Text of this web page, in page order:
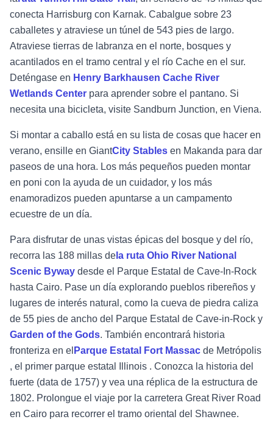
conecta Harrisburg con Karnak. Cabalgue sobre 23
caballetes y atraviese un túnel de 543 pies de largo.
Atraviese tierras de labranza en el norte, bosques y
acantilados en el tramo central y el río Cache en el sur.
Deténgase en Henry Barkhausen Cache River
Wetlands Center para aprender sobre el pantano. Si
necesita una bicicleta, visite Sandburn Junction, en Viena.
Si montar a caballo está en su lista de cosas que hacer en
verano, ensille en GiantCity Stables en Makanda para dar
paseos de una hora. Los más pequeños pueden montar
en poni con la ayuda de un cuidador, y los más
enamoradizos pueden apuntarse a un campamento
ecuestre de un día.
Para disfrutar de unas vistas épicas del bosque y del río,
recorra las 188 millas de la ruta Ohio River National
Scenic Byway desde el Parque Estatal de Cave-In-Rock
hasta Cairo. Pase un día explorando pueblos ribereños y
lugares de interés natural, como la cueva de piedra caliza
de 55 pies de ancho del Parque Estatal de Cave-in-Rock y
Garden of the Gods. También encontrará historia
fronteriza en el Parque Estatal Fort Massac de Metrópolis
, el primer parque estatal Illinois . Conozca la historia del
fuerte (data de 1757) y vea una réplica de la estructura de
1802. Prolongue el viaje por la carretera Great River Road
en Cairo para recorrer el tramo oriental del Shawnee.